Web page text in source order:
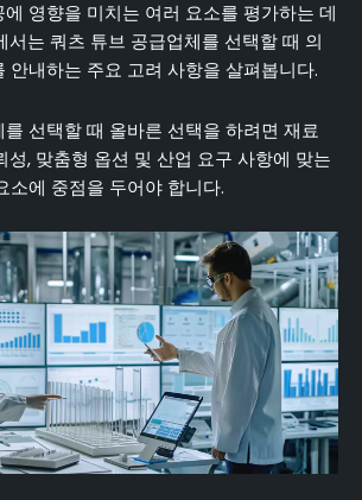
영향을 미치는 여러 요소를 평가하는 데
서는 쿼츠 튜브 공급업체를 선택할 때 의
안내하는 주요 고려 사항을 살펴봅니다.
선택할 때 올바른 선택을 하려면 재료
성, 맞춤형 옵션 및 산업 요구 사항에 맞는
소에 중점을 두어야 합니다.